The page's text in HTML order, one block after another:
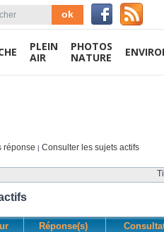
PLEIN
AIR
PHOTOS
NATURE
réponse | Consulter les sujets actifs
Réponse(s)